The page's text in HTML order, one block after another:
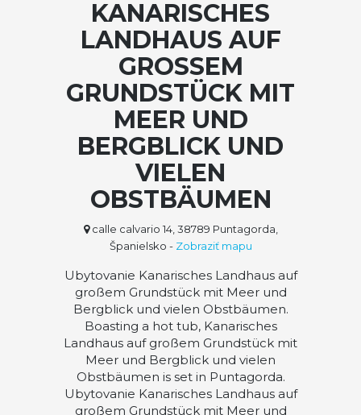
KANARISCHES
LANDHAUS AUF
GROSSEM G
RUNDSTÜCK MIT M
EER UND B
ERGBLICK UND V
IELEN O
BSTBÄUMEN
calle calvario 14, 38789 Puntagorda,
Španielsko - Zobraziť mapu
Ubytovanie Kanarisches Landhaus auf
großem Grundstück mit Meer und
Bergblick und vielen Obstbäumen.
Boasting a hot tub, Kanarisches
Landhaus auf großem Grundstück mit
Meer und Bergblick und vielen
Obstbäumen is set in Puntagorda.
Ubytovanie Kanarisches Landhaus auf
großem Grundstück mit Meer und